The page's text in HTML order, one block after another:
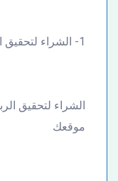
1- الشراء لتحقيق الربح
الشراء لتحقيق
موقعك